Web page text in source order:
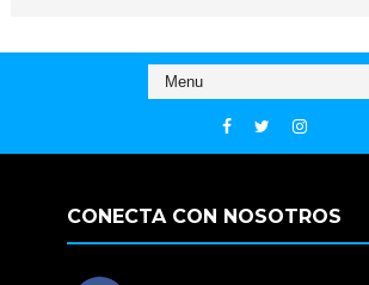
CONECTA CON NOSOTROS